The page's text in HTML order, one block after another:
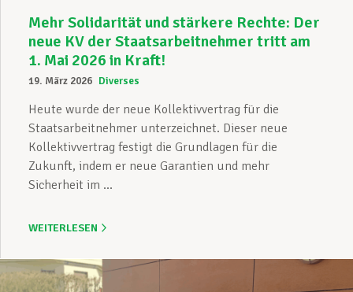
Mehr Solidarität und stärkere Rechte: Der
neue KV der Staatsarbeitnehmer tritt am
1. Mai 2026 in Kraft!
19. März 2026 Diverses
Heute wurde der neue Kollektivvertrag für die
Staatsarbeitnehmer unterzeichnet. Dieser neue
Kollektivvertrag festigt die Grundlagen für die
Zukunft, indem er neue Garantien und mehr
Sicherheit im ...
WEITERLESEN